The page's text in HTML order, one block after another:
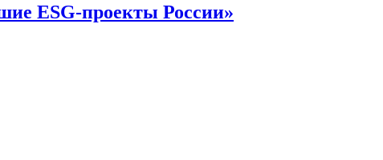
ESG-проекты России»